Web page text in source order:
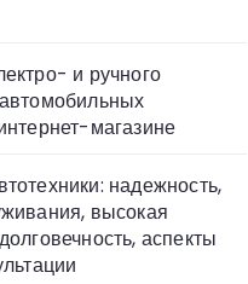
и ручного
магазине
надежность,
высокая
аспекты